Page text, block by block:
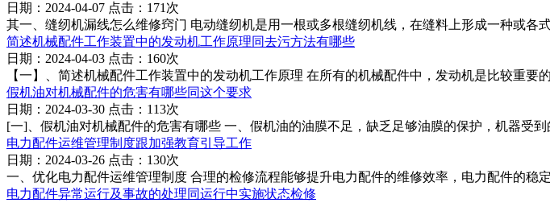
日期：2024-04-07 点击：171次
其一、缝纫机漏线怎么维修窍门 电动缝纫机是用一根或多根缝纫机线，在缝料上形成一种或各
简述机械配件工作装置中的发动机工作原理同去污方法有哪些
日期：2024-04-03 点击：160次
【一】、简述机械配件工作装置中的发动机工作原理 在所有的机械配件中，发动机是比较重要
假机油对机械配件的危害有哪些同这个要求
日期：2024-03-30 点击：113次
[一]、假机油对机械配件的危害有哪些 一、假机油的油膜不足，缺乏足够油膜的保护，机器受
电力配件运维管理制度跟加强教育引导工作
日期：2024-03-26 点击：130次
一、优化电力配件运维管理制度 合理的检修流程能够提升电力配件的维修效率，电力配件的稳
电力配件异常运行及事故的处理同运行中实施状态检修